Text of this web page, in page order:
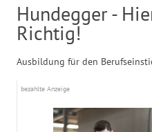
Hundegger -
Richtig!
Ausbildung für den
bezahlte Anzeige